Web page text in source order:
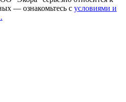
— ознакомьтесь с условиями и